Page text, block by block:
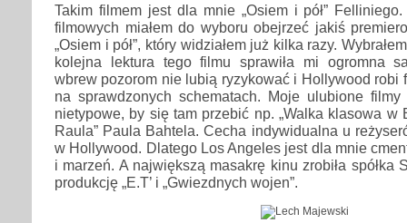
Takim filmem jest dla mnie „Osiem i pół”
filmowych miałem do wyboru obejrzeć jakiś
„Osiem i pół”, który widziałem już kilka razy.
kolejna lektura tego filmu sprawiła mi ogromna
wbrew pozorom nie lubią ryzykować i Hollywood robi
na sprawdzonych schematach. Moje ulubione
nietypowe, by się tam przebić np. „Walka klasowa w
Raula” Paula Bahtela. Cecha indywidualna u
w Hollywood. Dlatego Los Angeles jest dla mnie
i marzeń. A największą masakrę kinu zrobiła spółka
produkcję „E.T’ i „Gwiezdnych wojen”.